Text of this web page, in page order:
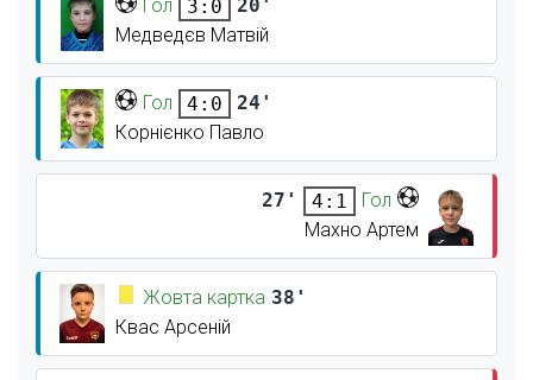
Гол 3:0
20'
Медведєв Матвій
Гол 4:0
24'
Корнієнко Павло
27' 4:1
Гол
Махно Артем
Жовта картка 38'
Квас Арсеній